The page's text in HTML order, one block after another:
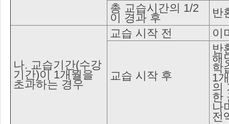
총 교습시간의 1/2
이 경과 후 반
나. 교습기간(수강
기간)이 1개월을
초과하는 경우
교습 시작 전 이
교습 시작 후
반
해
학
1
의
한
나
전